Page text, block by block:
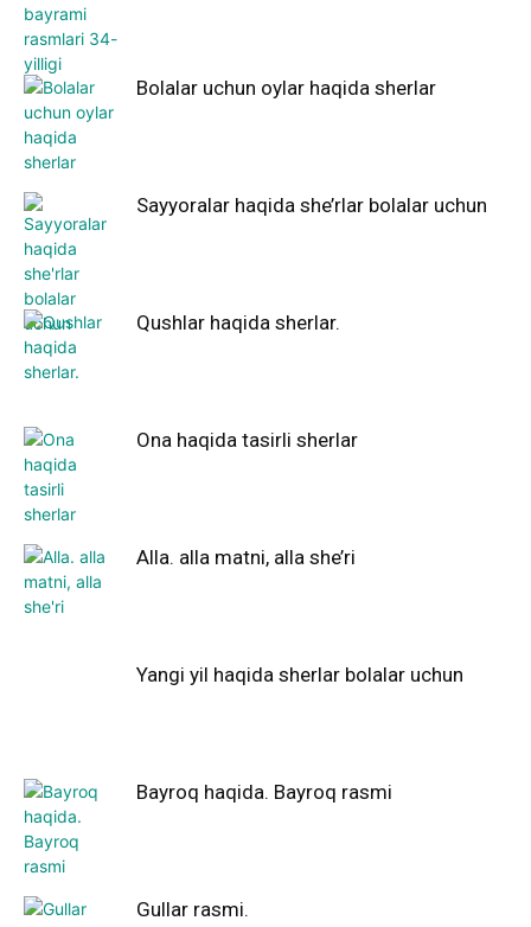
Bolalar uchun oylar haqida sherlar
Sayyoralar haqida she’rlar bolalar uchun
Qushlar haqida sherlar.
Ona haqida tasirli sherlar
Alla. alla matni, alla she’ri
Yangi yil haqida sherlar bolalar uchun
Bayroq haqida. Bayroq rasmi
Gullar rasmi.